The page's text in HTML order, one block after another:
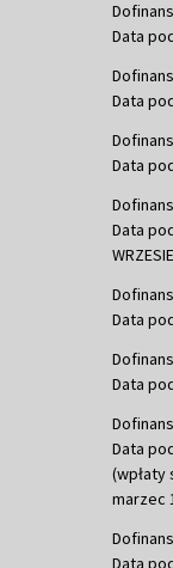
Data
Data
Data
Data
Data
Data
Data
(wpłaty
marzec
Data